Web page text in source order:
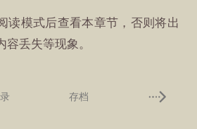
读模式后查看本章节，否则将出
丢失等现象。
存档